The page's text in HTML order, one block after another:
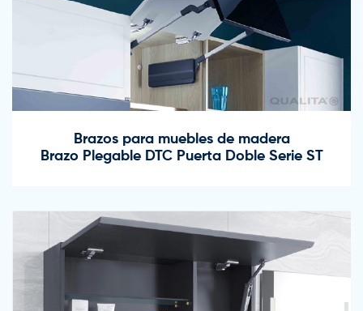
Brazos para muebles de madera
Brazo Plegable DTC Puerta Doble Serie ST